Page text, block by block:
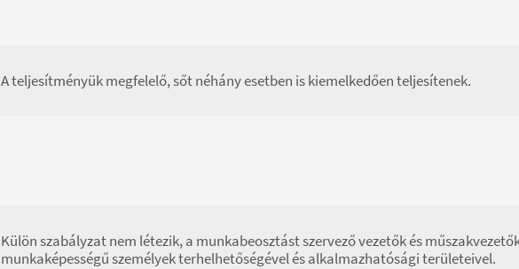
A teljesítményük megfelelő, sőt néhány esetben is kiemelkedően teljesítenek.
Külön szabályzat nem létezik, a munkabeosztást szervező vezetők és
munkaképességű személyek terhelhetőségével és alkalmazhatósági területeivel.